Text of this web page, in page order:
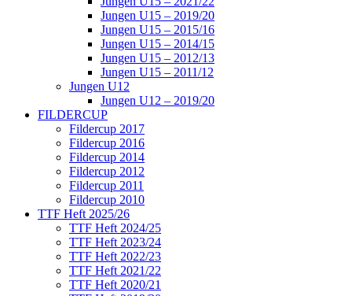
Jungen U15 – 2019/20
Jungen U15 – 2015/16
Jungen U15 – 2014/15
Jungen U15 – 2012/13
Jungen U15 – 2011/12
Jungen U12
Jungen U12 – 2019/20
FILDERCUP
Fildercup 2017
Fildercup 2016
Fildercup 2014
Fildercup 2012
Fildercup 2011
Fildercup 2010
TTF Heft 2025/26
TTF Heft 2024/25
TTF Heft 2023/24
TTF Heft 2022/23
TTF Heft 2021/22
TTF Heft 2020/21